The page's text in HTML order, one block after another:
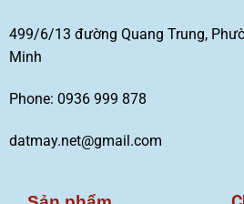
499/6/13 đường Quang Trung,
Minh
Phone: 0936 999 878
datmay.net@gmail.com